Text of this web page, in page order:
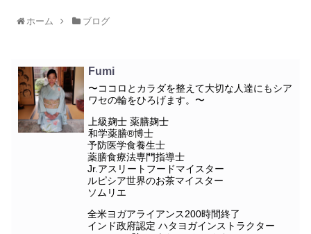
ホーム ブログ
Fumi
〜ココロとカラダを整えて大切な人達にもシア
ワセの輪をひろげます。〜
上級麹士 薬膳麹士
和学薬膳®︎博士
予防医学食養生士
薬膳食療法専門指導士
Jr.アスリートフードマイスター
ルピシア世界のお茶マイスター
ソムリエ
全米ヨガアライアンス200時間終了
インド政府認定 ハタヨガインストラクター